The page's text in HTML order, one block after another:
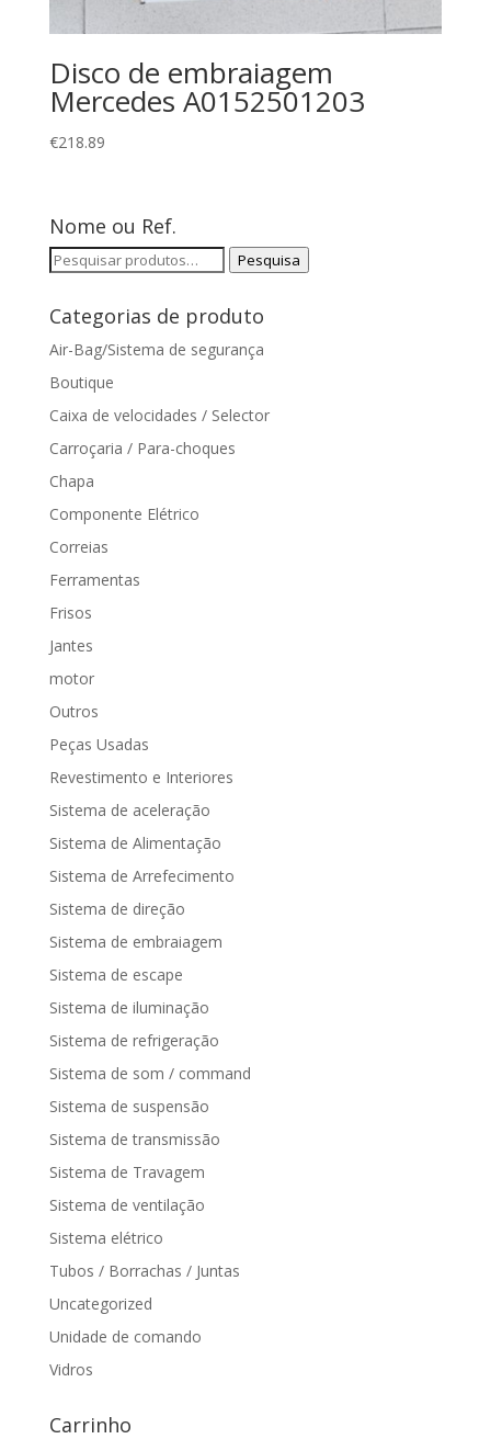
Disco de embraiagem
Mercedes A0152501203
€218.89
Nome ou Ref.
Pesquisar
Pesquisa
Categorias de produto
Air-Bag/Sistema de segurança
Boutique
Caixa de velocidades / Selector
Carroçaria / Para-choques
Chapa
Componente Elétrico
Correias
Ferramentas
Frisos
Jantes
motor
Outros
Peças Usadas
Revestimento e Interiores
Sistema de aceleração
Sistema de Alimentação
Sistema de Arrefecimento
Sistema de direção
Sistema de embraiagem
Sistema de escape
Sistema de iluminação
Sistema de refrigeração
Sistema de som / command
Sistema de suspensão
Sistema de transmissão
Sistema de Travagem
Sistema de ventilação
Sistema elétrico
Tubos / Borrachas / Juntas
Uncategorized
Unidade de comando
Vidros
Carrinho